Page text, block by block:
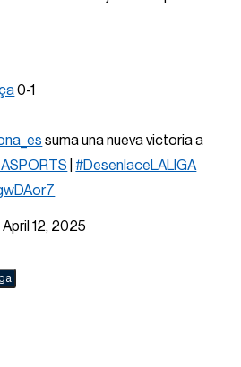
0-1
suma una nueva victoria a
|#DesenlaceLALIGA
April 12, 2025